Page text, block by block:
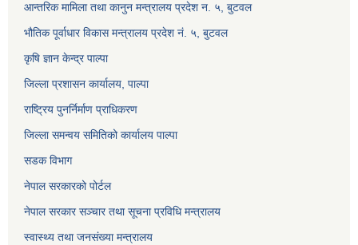
आन्तरिक मामिला तथा कानुन मन्त्रालय प्रदेश न. ५, बुटवल
भौतिक पूर्वाधार विकास मन्त्रालय प्रदेश नं. ५, बुटवल
कृषि ज्ञान केन्द्र पाल्पा
जिल्ला प्रशासन कार्यालय, पाल्पा
राष्ट्रिय पुनर्निर्माण प्राधिकरण
जिल्ला समन्वय समितिको कार्यालय पाल्पा
सडक विभाग
नेपाल सरकारको पोर्टल
नेपाल सरकार सञ्‍चार तथा सूचना प्रविधि मन्त्रालय
स्वास्थ्य तथा जनसंख्या मन्त्रालय